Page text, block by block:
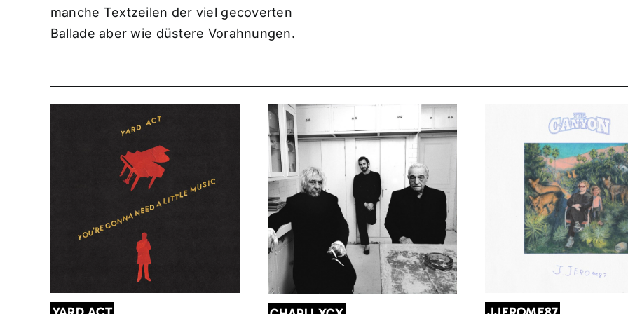
manche Textzeilen der viel gecoverten
Ballade aber wie düstere Vorahnungen.